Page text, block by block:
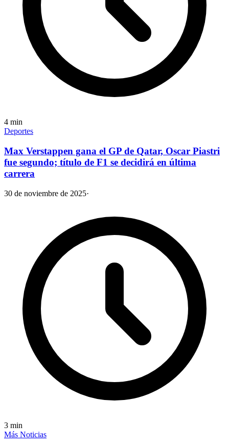
4 min
Deportes
Max Verstappen gana el GP de Qatar, Oscar Piastri
fue segundo; título de F1 se decidirá en última
carrera
30 de noviembre de 2025·
3 min
Más Noticias